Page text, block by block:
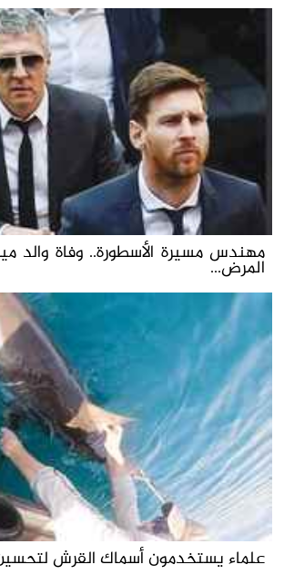
مهندس مسيرة الأسطورة.. وفاة والد
المرض...
علماء يستخدمون أسماك القرش لتحسين